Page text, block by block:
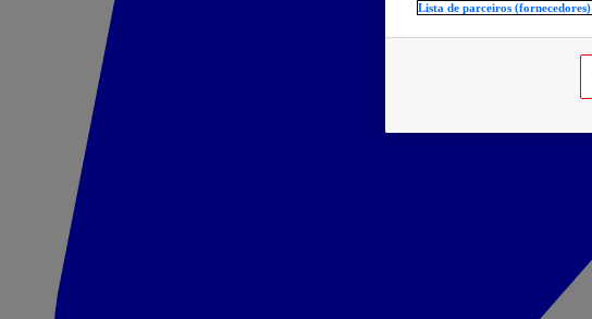
Lista de parceiros (fornecedores)